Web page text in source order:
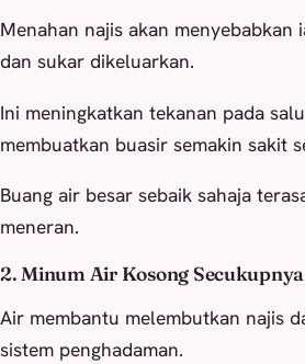
Menahan najis akan menyebabkan
dan sukar dikeluarkan.
Ini meningkatkan tekanan pada
membuatkan buasir semakin sakit
Buang air besar sebaik sahaja
meneran.
2. Minum Air Kosong Secukupnya
Air membantu melembutkan najis
sistem penghadaman.